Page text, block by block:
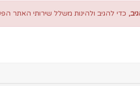
כדי להגיב ולהינות משלל שירותי האתר